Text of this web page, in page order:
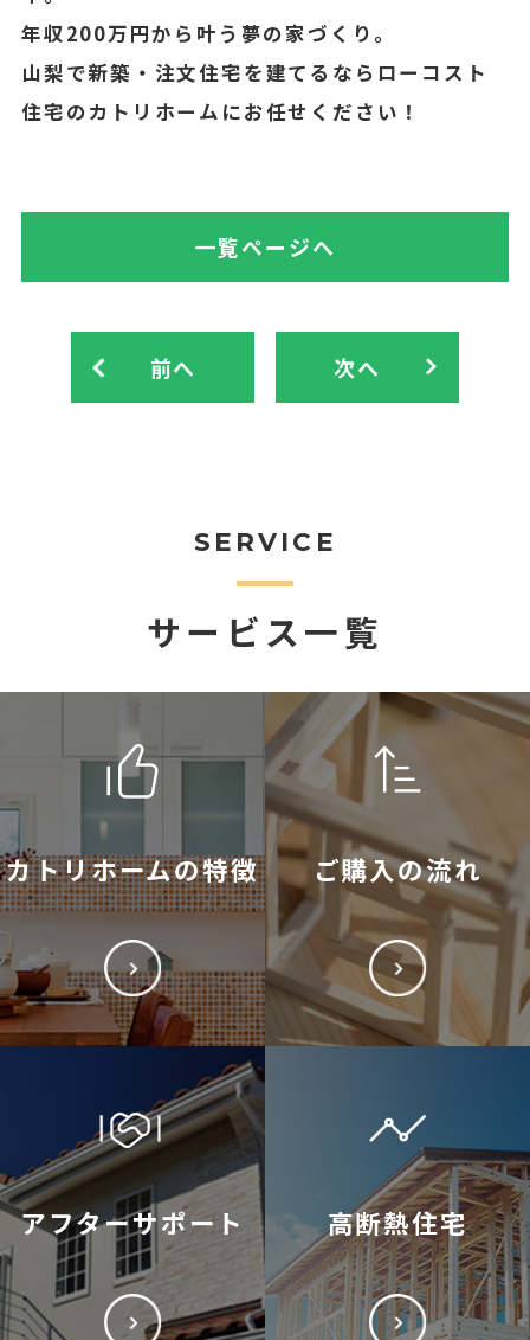
年収200万円から叶う夢の家づくり。
山梨で新築・注文住宅を建てるならローコスト
住宅のカトリホームにお任せください！
前へ
一覧ページへ
次へ
SERVICE
サービス一覧
カトリホームの特徴 ご購入の流れ
アフターサポート 高断熱住宅